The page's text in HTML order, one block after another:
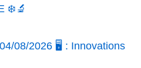
❄️🔬
08/2026 🖥️ : Innovations